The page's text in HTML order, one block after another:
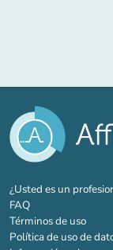
¿Usted es un
FAQ
Términos de uso
Política de uso de